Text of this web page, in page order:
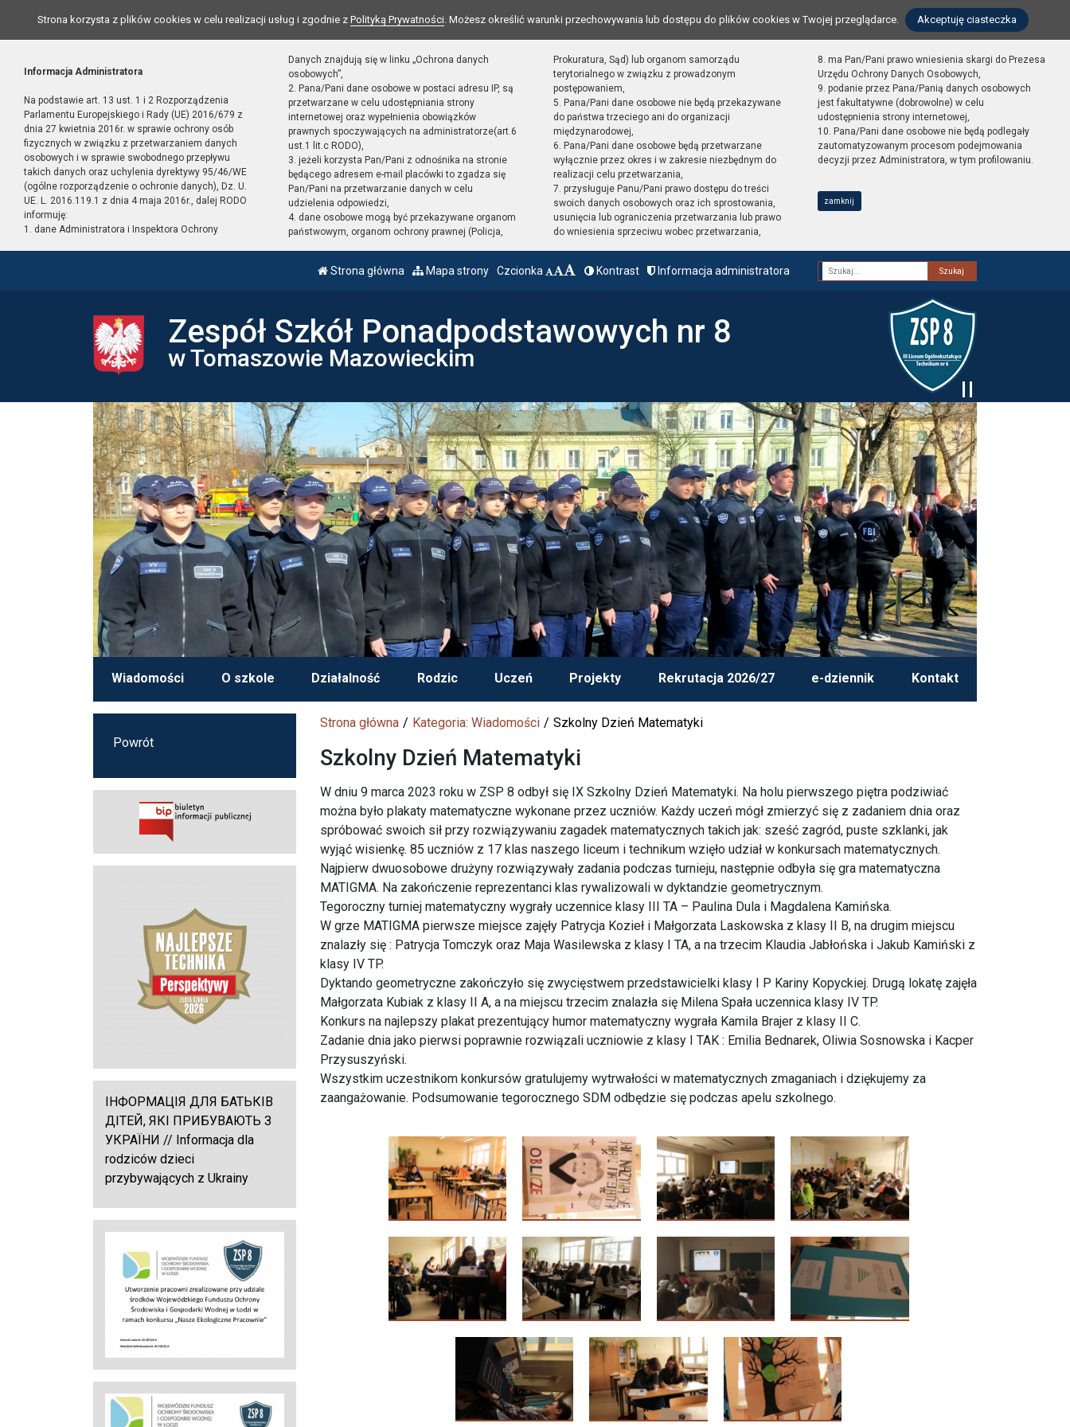
Strona korzysta z plików cookies w celu realizacji usług i zgodnie z Polityką Prywatności. Możesz określić warunki przechowywania lub dostępu do plików cookies w Twojej przeglądarce. Akceptuję ciasteczka
Informacja Administratora
Na podstawie art. 13 ust. 1 i 2 Rozporządzenia
Parlamentu Europejskiego i Rady (UE) 2016/679 z
dnia 27 kwietnia 2016r. w sprawie ochrony osób
fizycznych w związku z przetwarzaniem danych
osobowych i w sprawie swobodnego przepływu
takich danych oraz uchylenia dyrektywy 95/46/WE
(ogólne rozporządzenie o ochronie danych), Dz. U.
UE. L. 2016.119.1 z dnia 4 maja 2016r., dalej RODO
informuję:
1. dane Administratora i Inspektora Ochrony
Danych znajdują się w linku „Ochrona danych
osobowych”,
2. Pana/Pani dane osobowe w postaci adresu IP, są
przetwarzane w celu udostępniania strony
internetowej oraz wypełnienia obowiązków
prawnych spoczywających na administratorze(art.6
ust.1 lit.c RODO),
3. jeżeli korzysta Pan/Pani z odnośnika na stronie
będącego adresem e-mail placówki to zgadza się
Pan/Pani na przetwarzanie danych w celu
udzielenia odpowiedzi,
4. dane osobowe mogą być przekazywane organom
państwowym, organom ochrony prawnej (Policja,
Prokuratura, Sąd) lub organom samorządu
terytorialnego w związku z prowadzonym
postępowaniem,
5. Pana/Pani dane osobowe nie będą przekazywane
do państwa trzeciego ani do organizacji
międzynarodowej,
6. Pana/Pani dane osobowe będą przetwarzane
wyłącznie przez okres i w zakresie niezbędnym do
realizacji celu przetwarzania,
7. przysługuje Panu/Pani prawo dostępu do treści
swoich danych osobowych oraz ich sprostowania,
usunięcia lub ograniczenia przetwarzania lub prawo
do wniesienia sprzeciwu wobec przetwarzania,
8. ma Pan/Pani prawo wniesienia skargi do Prezesa
Urzędu Ochrony Danych Osobowych,
9. podanie przez Pana/Panią danych osobowych
jest fakultatywne (dobrowolne) w celu
udostępnienia strony internetowej,
10. Pana/Pani dane osobowe nie będą podlegały
zautomatyzowanym procesom podejmowania
decyzji przez Administratora, w tym profilowaniu.
zamknij
Strona główna Mapa strony Czcionka Kontrast Informacja administratora
Fraza
Zespół Szkół Ponadpodstawowych nr 8
w Tomaszowie Mazowieckim
Wiadomości O szkole Działalność Rodzic Uczeń Projekty Rekrutacja 2026/27 e-dziennik Kontakt
Strona główna Kategoria: Wiadomości Szkolny Dzień Matematyki
Szkolny Dzień Matematyki
W dniu 9 marca 2023 roku w ZSP 8 odbył się IX Szkolny Dzień Matematyki. Na holu pierwszego piętra podziwiać
można było plakaty matematyczne wykonane przez uczniów. Każdy uczeń mógł zmierzyć się z zadaniem dnia oraz
spróbować swoich sił przy rozwiązywaniu zagadek matematycznych takich jak: sześć zagród, puste szklanki, jak
wyjąć wisienkę. 85 uczniów z 17 klas naszego liceum i technikum wzięło udział w konkursach matematycznych.
Najpierw dwuosobowe drużyny rozwiązywały zadania podczas turnieju, następnie odbyła się gra matematyczna
MATIGMA. Na zakończenie reprezentanci klas rywalizowali w dyktandzie geometrycznym.
Tegoroczny turniej matematyczny wygrały uczennice klasy III TA – Paulina Dula i Magdalena Kamińska.
W grze MATIGMA pierwsze miejsce zajęły Patrycja Kozieł i Małgorzata Laskowska z klasy II B, na drugim miejscu
znalazły się : Patrycja Tomczyk oraz Maja Wasilewska z klasy I TA, a na trzecim Klaudia Jabłońska i Jakub Kamiński z
klasy IV TP.
Dyktando geometryczne zakończyło się zwycięstwem przedstawicielki klasy I P Kariny Kopyckiej. Drugą lokatę zajęła
Małgorzata Kubiak z klasy II A, a na miejscu trzecim znalazła się Milena Spała uczennica klasy IV TP.
Konkurs na najlepszy plakat prezentujący humor matematyczny wygrała Kamila Brajer z klasy II C.
Zadanie dnia jako pierwsi poprawnie rozwiązali uczniowie z klasy I TAK : Emilia Bednarek, Oliwia Sosnowska i Kacper
Przysuszyński.
Wszystkim uczestnikom konkursów gratulujemy wytrwałości w matematycznych zmaganiach i dziękujemy za
zaangażowanie. Podsumowanie tegorocznego SDM odbędzie się podczas apelu szkolnego.
Powrót
ІНФОРМАЦІЯ ДЛЯ БАТЬКІВ
ДІТЕЙ, ЯКІ ПРИБУВАЮТЬ З
УКРАЇНИ // Informacja dla
rodziców dzieci
przybywających z Ukrainy